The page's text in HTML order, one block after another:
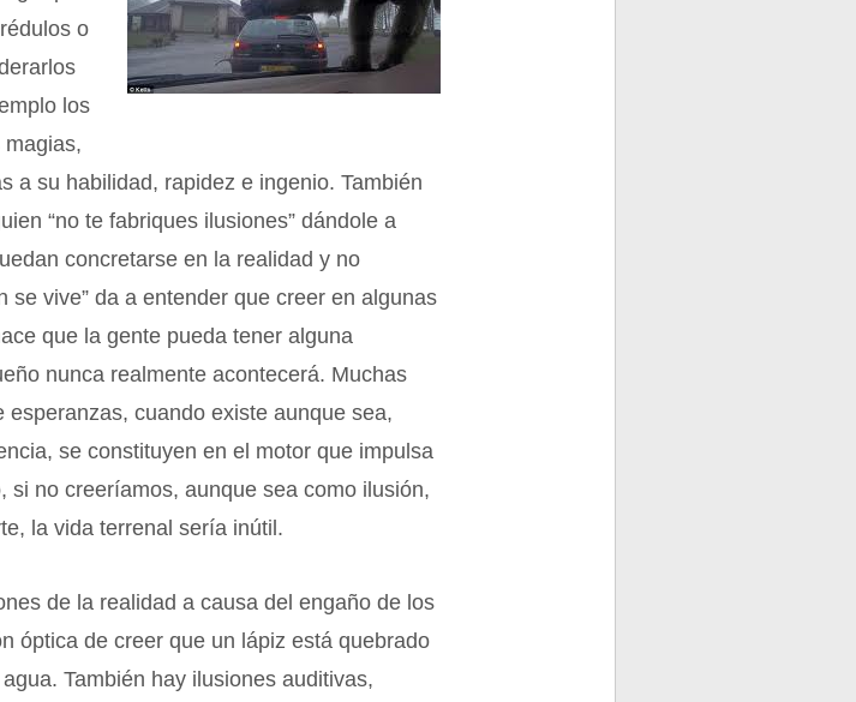
o
los
a su habilidad, rapidez e ingenio. También
“no te fabriques ilusiones” dándole a
concretarse en la realidad y no
se vive” da a entender que creer en algunas
que la gente pueda tener alguna
nunca realmente acontecerá. Muchas
cuando existe aunque sea,
se constituyen en el motor que impulsa
si no creeríamos, aunque sea como ilusión,
la vida terrenal sería inútil.
de la realidad a causa del engaño de los
óptica de creer que un lápiz está quebrado
También hay ilusiones auditivas,